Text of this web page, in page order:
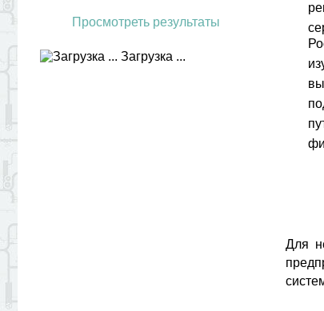
Просмотреть результаты
Загрузка ...
Для